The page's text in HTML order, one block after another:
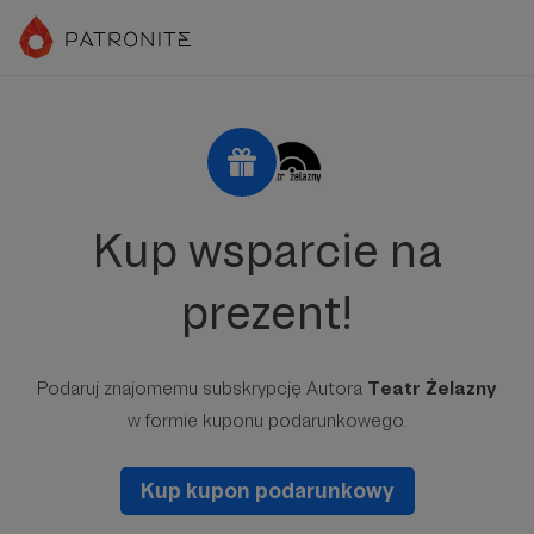
Kup wsparcie na
prezent!
Podaruj znajomemu subskrypcję Autora Teatr Żelazny
w formie kuponu podarunkowego.
Kup kupon podarunkowy